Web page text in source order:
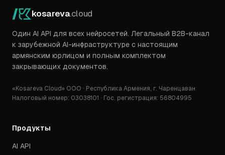
kosareva.cloud
Один AI API для всех нейросетей. Легальный B2B-канал
к зарубежной AI-инфраструктуре с настоящим
армянским юрлицом и полным комплектом
закрывающих документов.
«Kosareva Cloud» ООО · Республика Армения, г. Чаренцаван
Налоговый номер: 03038101 · Гос. регистрация: 56804995
Продукты
AI API